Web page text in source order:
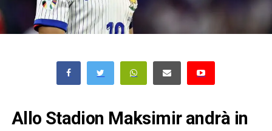
Allo Stadion Maksimir andrà in